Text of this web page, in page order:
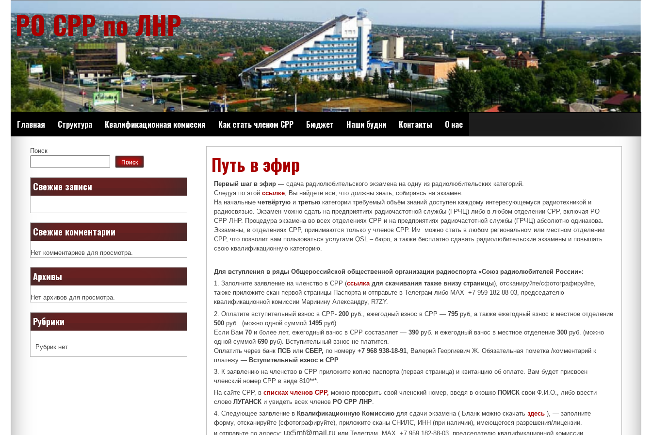
к
содержимому
РО СРР по ЛНР
Главная Структура Квалификационная комиссия Как стать членом СРР Бюджет Наши будни Контакты О нас
Путь в эфир
Первый шаг в эфир —сдача радиолюбительского экзамена на одну из радиолюбительских категорий.
Следуя по этойссылке, Вы найдете всё, что должны знать, собираясь на экзамен.
На начальныечетвёртую итретью категории требуемый объём знаний доступен каждому интересующемуся радиотехникой и
радиосвязью. Экзамен можно сдать на предприятиях радиочастотной службы (ГРЧЦ) либо в любом отделении СРР, включая РО
СРР ЛНР. Процедура экзамена во всех отделениях СРР и на предприятиях радиочастотной службы (ГРЧЦ) абсолютно одинакова.
Экзамены, в отделениях СРР, принимаются только у членов СРР. Им можностать влюбом региональном или местном отделении
СРР, что позволит вам пользоваться услугами QSL – бюро, а также бесплатно сдавать радиолюбительские экзамены и повышать
свою квалификационную категорию.
Для вступления в ряды Общероссийской общественной организации радиоспорта «Союз радиолюбителей России»:
1. Заполните заявление на членство в СРР (ссылкадля скачивания также внизу страницы), отсканируйте/сфотографируйте,
также приложите скан первой страницы Паспорта и отправьте в Телеграм либо МАХ
+7 959 182-88-03, председателю
квалификационной комиссии Маринину Александру, R7ZY.
2. Оплатите вступительный взнос в СРР-200 руб., ежегодный взнос в СРР —795 руб, а также ежегодный взнос в местное отделение
500 руб.. (можно одной суммой 1495 руб)
Если Вам70 и более лет, ежегодный взнос в СРР составляет —390 руб. и ежегодный взнос в местное отделение300 руб. (можно
одной суммой690 руб). Вступительный взнос не платится.
Оплатить через банкПСБ илиСБЕР, по номеру+7 968 938-18-91 , Валерий Георгиевич Ж. Обязательная пометка /комментарий к
платежу —Вступительный взнос в СРР
3. К заявлению на членство в СРР приложите копию паспорта (первая страница) и квитанцию об оплате. Вам будет присвоен
членский номер СРР в виде 810***.
На сайте СРР, всписках членов СРР, можно проверить свой членский номер, введя в окошко ПОИСК свои Ф.И.О., либо ввести
словоЛУГАНСК и увидеть всех членов РО СРР ЛНР
4. Следующее заявление в Квалификационную Комиссию для сдачи экзамена ( Бланк можно скачатьздесь ), — заполните
форму, отсканируйте (сфотографируйте), приложите сканы СНИЛС, ИНН (при наличии), имеющегося разрешения/лицензии.
и отправьте по адресу: ux5mf@mail.ru или Телеграм, МАХ +7 959 182-88-03, председателю квалификационной комиссии
Поиск
Поиск
Свежие записи
Свежие комментарии
Нет комментариев для просмотра.
Архивы
Нет архивов для просмотра.
Рубрики
Рубрик нет